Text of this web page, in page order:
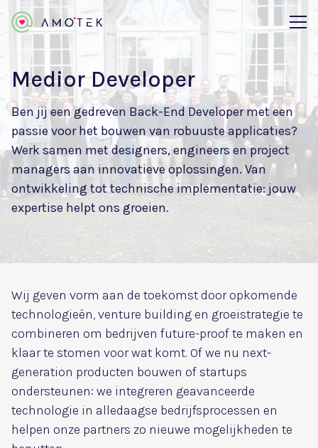
Medior Developer
Ben jij een gedreven Back-End Developer met een
passie voor het bouwen van robuuste applicaties?
Werk samen met designers, engineers en project
managers aan innovatieve oplossingen. Van
ontwikkeling tot technische implementatie: jouw
expertise helpt ons groeien.
Wij geven vorm aan de toekomst door opkomende
technologieën, venture building en groeistrategie te
combineren om bedrijven future-proof te maken en
klaar te stomen voor wat komt. Of we nu next-
generation producten bouwen of startups
ondersteunen: we integreren geavanceerde
technologie in alledaagse bedrijfsprocessen en
helpen onze partners zo nieuwe mogelijkheden te